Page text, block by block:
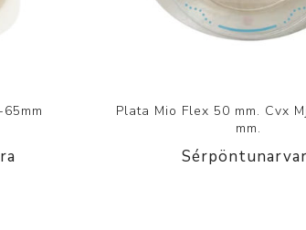
Plata Mio Flex 50 mm. Cvx
mm.